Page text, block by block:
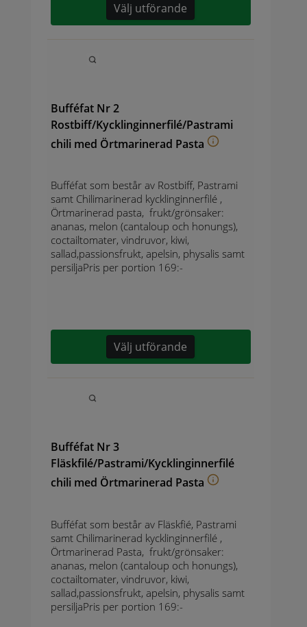
Välj utförande
Bufféfat Nr 2
Rostbiff/Kycklinginnerfilé/Pastrami
chili med Örtmarinerad Pasta
Bufféfat som består av Rostbiff, Pastrami
samt Chilimarinerad kycklinginnerfilé ,
Örtmarinerad pasta, frukt/grönsaker:
ananas, melon (cantaloup och honungs),
coctailtomater, vindruvor, kiwi,
sallad,passionsfrukt, apelsin, physalis samt
persiljaPris per portion 169:-
Välj utförande
Bufféfat Nr 3
Fläskfilé/Pastrami/Kycklinginnerfilé
chili med Örtmarinerad Pasta
Bufféfat som består av Fläskfié, Pastrami
samt Chilimarinerad kycklinginnerfilé ,
Örtmarinerad Pasta, frukt/grönsaker:
ananas, melon (cantaloup och honungs),
coctailtomater, vindruvor, kiwi,
sallad,passionsfrukt, apelsin, physalis samt
persiljaPris per portion 169:-